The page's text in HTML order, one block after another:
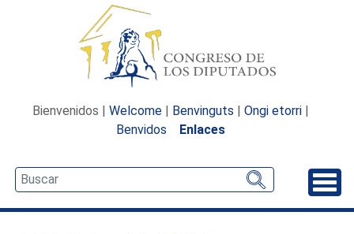
Bienvenidos | Welcome | Benvinguts | Ongi etorri |
Benvidos
Enlaces